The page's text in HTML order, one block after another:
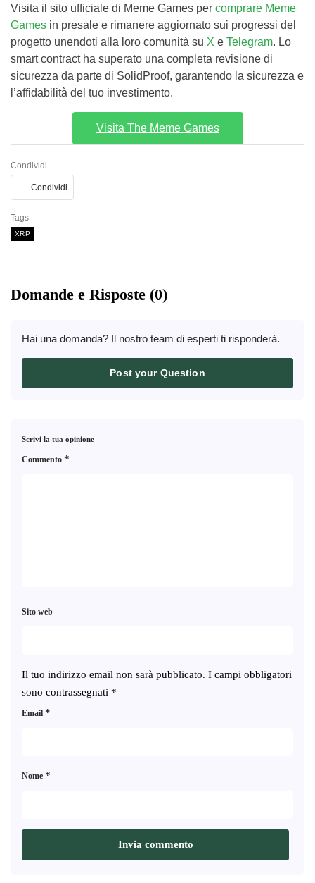
Visita il sito ufficiale di Meme Games per comprare Meme
Games in presale e rimanere aggiornato sui progressi del
progetto unendoti alla loro comunità su X e Telegram. Lo
smart contract ha superato una completa revisione di
sicurezza da parte di SolidProof, garantendo la sicurezza e
l’affidabilità del tuo investimento.
Visita The Meme Games
Condividi
Condividi
Tags
XRP
Domande e Risposte (0)
Hai una domanda? Il nostro team di esperti ti risponderà.
Post your Question
Scrivi la tua opinione
Il tuo indirizzo email non sarà pubblicato. I campi obbligatori
sono contrassegnati *
Commento *
Nome *
Email *
Sito web